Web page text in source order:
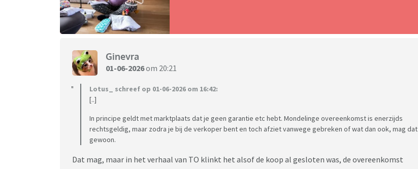
Ginevra
01-06-2026om 20:21
Lotus_ schreef op 01-06-2026 om 16:42:
[..]
In principe geldt met marktplaats dat je geen garantie etc hebt. Mondelinge overeenkomst is enerzijds
rechtsgeldig, maar zodra je bij de verkoper bent en toch afziet vanwege gebreken of wat dan ook, mag dat
gewoon.
Dat mag, maar in het verhaal van TO klinkt het alsof de koop al gesloten was, de overeenkomst